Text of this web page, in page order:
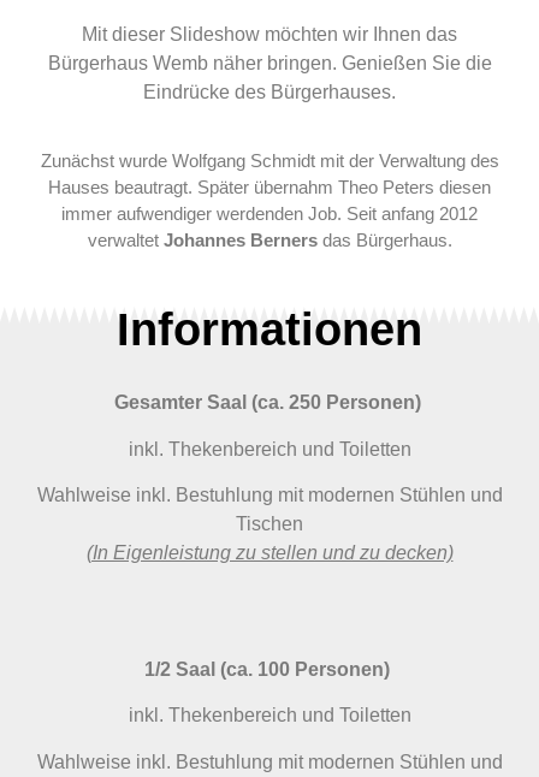
Mit dieser Slideshow möchten wir Ihnen das
Bürgerhaus Wemb näher bringen. Genießen Sie die
Eindrücke des Bürgerhauses.
Zunächst wurde Wolfgang Schmidt mit der Verwaltung des
Hauses beautragt. Später übernahm Theo Peters diesen
immer aufwendiger werdenden Job. Seit anfang 2012
verwaltet Johannes Bernersdas Bürgerhaus.
Informationen
Gesamter Saal (ca. 250 Personen)
inkl. Thekenbereich und Toiletten
Wahlweise inkl. Bestuhlung mit modernen Stühlen und
Tischen
(In Eigenleistung zu stellen und zu decken)
1/2 Saal (ca. 100 Personen)
inkl. Thekenbereich und Toiletten
Wahlweise inkl. Bestuhlung mit modernen Stühlen und